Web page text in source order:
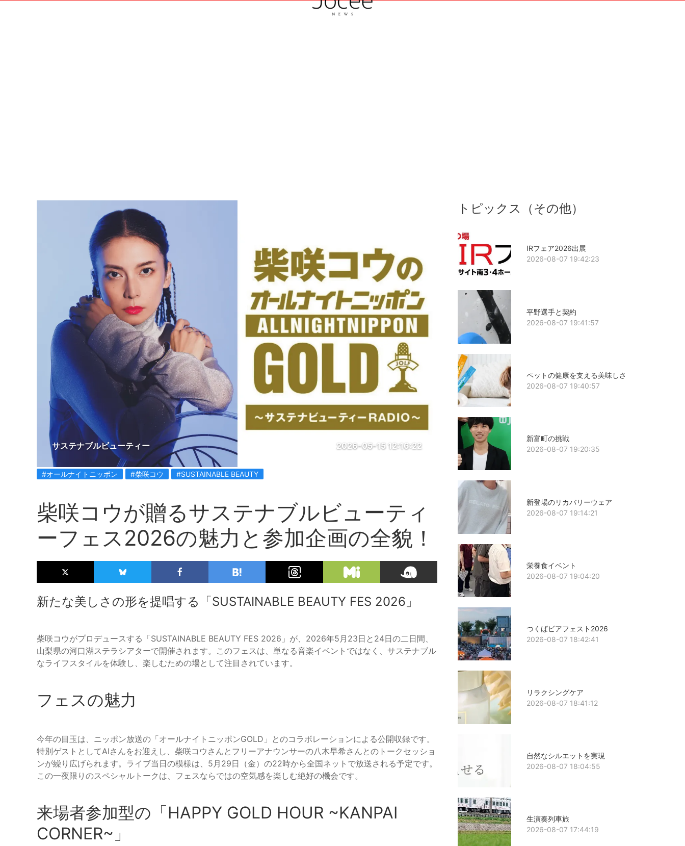
サステナブルビューティー 2026-05-15 12:16:22
#オールナイトニッポン #柴咲コウ #SUSTAINABLE BEAUTY
柴咲コウが贈るサステナブルビューティ
ーフェス2026の魅力と参加企画の全貌！
新たな美しさの形を提唱する「SUSTAINABLE BEAUTY FES 2026」
柴咲コウがプロデュースする「SUSTAINABLE BEAUTY FES 2026」が、2026年5月23日と24日の二日間、
山梨県の河口湖ステラシアターで開催されます。このフェスは、単なる音楽イベントではなく、サステナブル
なライフスタイルを体験し、楽しむための場として注目されています。
フェスの魅力
今年の目玉は、ニッポン放送の「オールナイトニッポンGOLD」とのコラボレーションによる公開収録です。
特別ゲストとしてAIさんをお迎えし、柴咲コウさんとフリーアナウンサーの八木早希さんとのトークセッショ
ンが繰り広げられます。ライブ当日の模様は、5月29日（金）の22時から全国ネットで放送される予定です。
この一夜限りのスペシャルトークは、フェスならではの空気感を楽しむ絶好の機会です。
来場者参加型の「HAPPY GOLD HOUR ~KANPAI
CORNER~」
トピックス（その他）
IRフェア2026出展
2026-08-07 19:42:23
平野選手と契約
2026-08-07 19:41:57
ペットの健康を支える美味しさ
2026-08-07 19:40:57
新富町の挑戦
2026-08-07 19:20:35
新登場のリカバリーウェア
2026-08-07 19:14:21
栄養食イベント
2026-08-07 19:04:20
つくばビアフェスト2026
2026-08-07 18:42:41
リラクシングケア
2026-08-07 18:41:12
自然なシルエットを実現
2026-08-07 18:04:55
生演奏列車旅
2026-08-07 17:44:19